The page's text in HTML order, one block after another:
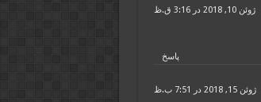
ژوئن 10, 2018 در 3:16 ق.ظ
پاسخ
ژوئن 15, 2018 در 7:51 ب.ظ